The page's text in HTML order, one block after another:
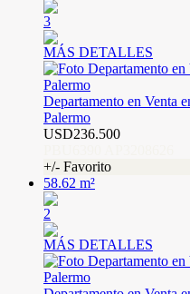
3
MÁS DETALLES
Departamento en Venta
Palermo
USD236.500
+/- Favorito
58.62 m²
2
MÁS DETALLES